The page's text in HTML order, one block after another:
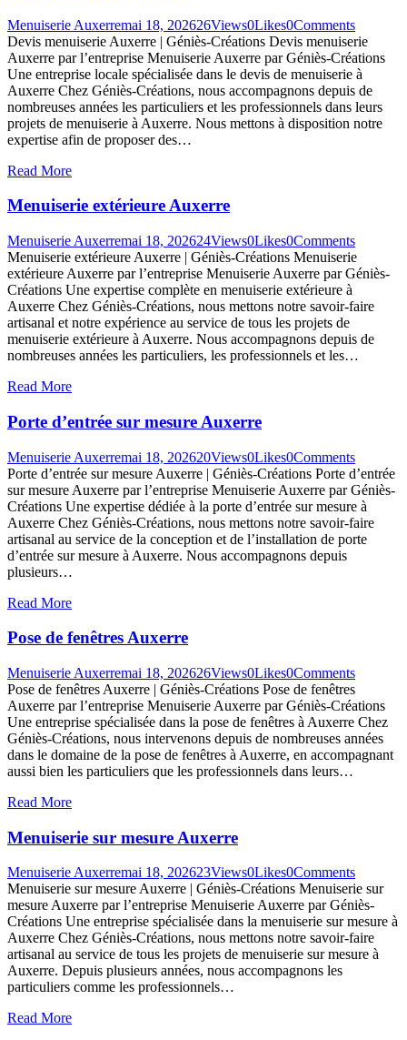
Menuiserie Auxerremai 18, 202626Views0Likes0Comments
Devis menuiserie Auxerre | Géniès-Créations Devis menuiserie
Auxerre par l’entreprise Menuiserie Auxerre par Géniès-Créations
Une entreprise locale spécialisée dans le devis de menuiserie à
Auxerre Chez Géniès-Créations, nous accompagnons depuis de
nombreuses années les particuliers et les professionnels dans leurs
projets de menuiserie à Auxerre. Nous mettons à disposition notre
expertise afin de proposer des…
Read More
Menuiserie extérieure Auxerre
Menuiserie Auxerremai 18, 202624Views0Likes0Comments
Menuiserie extérieure Auxerre | Géniès-Créations Menuiserie
extérieure Auxerre par l’entreprise Menuiserie Auxerre par Géniès-
Créations Une expertise complète en menuiserie extérieure à
Auxerre Chez Géniès-Créations, nous mettons notre savoir-faire
artisanal et notre expérience au service de tous les projets de
menuiserie extérieure à Auxerre. Nous accompagnons depuis de
nombreuses années les particuliers, les professionnels et les…
Read More
Porte d’entrée sur mesure Auxerre
Menuiserie Auxerremai 18, 202620Views0Likes0Comments
Porte d’entrée sur mesure Auxerre | Géniès-Créations Porte d’entrée
sur mesure Auxerre par l’entreprise Menuiserie Auxerre par Géniès-
Créations Une expertise dédiée à la porte d’entrée sur mesure à
Auxerre Chez Géniès-Créations, nous mettons notre savoir-faire
artisanal au service de la conception et de l’installation de porte
d’entrée sur mesure à Auxerre. Nous accompagnons depuis
plusieurs…
Read More
Pose de fenêtres Auxerre
Menuiserie Auxerremai 18, 202626Views0Likes0Comments
Pose de fenêtres Auxerre | Géniès-Créations Pose de fenêtres
Auxerre par l’entreprise Menuiserie Auxerre par Géniès-Créations
Une entreprise spécialisée dans la pose de fenêtres à Auxerre Chez
Géniès-Créations, nous intervenons depuis de nombreuses années
dans le domaine de la pose de fenêtres à Auxerre, en accompagnant
aussi bien les particuliers que les professionnels dans leurs…
Read More
Menuiserie sur mesure Auxerre
Menuiserie Auxerremai 18, 202623Views0Likes0Comments
Menuiserie sur mesure Auxerre | Géniès-Créations Menuiserie sur
mesure Auxerre par l’entreprise Menuiserie Auxerre par Géniès-
Créations Une entreprise spécialisée dans la menuiserie sur mesure à
Auxerre Chez Géniès-Créations, nous mettons notre savoir-faire
artisanal au service de tous les projets de menuiserie sur mesure à
Auxerre. Depuis plusieurs années, nous accompagnons les
particuliers comme les professionnels…
Read More